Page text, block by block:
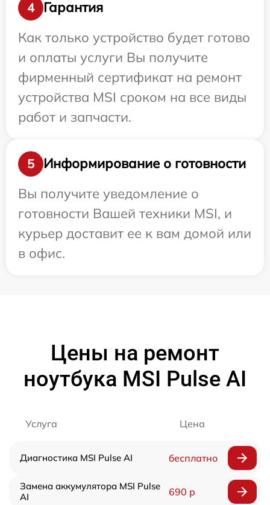
4
Гарантия
Как только устройство будет готово
и оплаты услуги Вы получите
фирменный сертификат на ремонт
устройства MSI сроком на все виды
работ и запчасти.
5
Информирование о готовности
Вы получите уведомление о
готовности Вашей техники MSI, и
курьер доставит ее к вам домой или
в офис.
Цены на ремонт
ноутбука MSI Pulse AI
Услуга Цена
Диагностика MSI Pulse AI бесплатно
Замена аккумулятора MSI Pulse
AI
690 р